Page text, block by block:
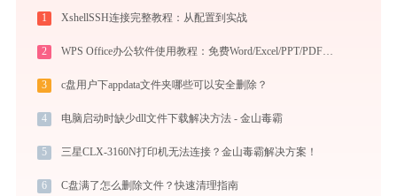
1 XshellSSH连接完整教程：从配置到实战
2 WPS Office办公软件使用教程：免费Word/Excel/PPT/PDF一站式高效办公套件
3 c盘用户下appdata文件夹哪些可以安全删除？
4 电脑启动时缺少dll文件下载解决方法 - 金山毒霸
5 三星CLX-3160N打印机无法连接？金山毒霸解决方案！
6 C盘满了怎么删除文件？快速清理指南